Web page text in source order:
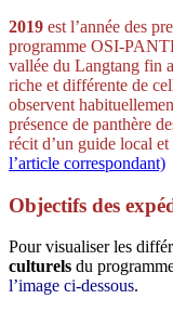
2019 est l’année des
programme OSI-
vallée du Langtang fin
riche et différente de
observent
présence de panthère
récit d’un guide local et
l’article correspondant)
Objectifs des
Pour visualiser les
culturels du
l’image ci-dessous.